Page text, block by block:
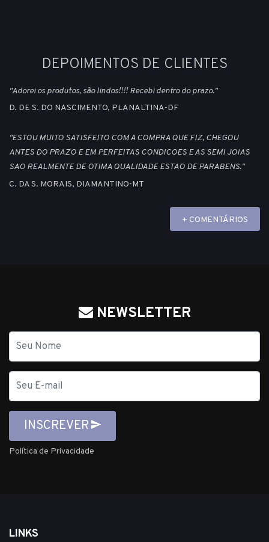
DEPOIMENTOS DE CLIENTES
"Adorei os produtos, são lindos!!!! Recebi dentro do prazo."
D. DE S. DO NASCIMENTO, PLANALTINA-DF
"ESTOU MUITO SATISFEITO COM A COMPRA QUE FIZ, CHEGOU
ANTES DO PRAZO E EM PERFEITAS CONDICOES E AS SEMI JOIAS
SAO REALMENTE DE OTIMA QUALIDADE ESTAO DE PARABENS."
C. DA S. MORAIS, DIAMANTINO-MT
+ COMENTÁRIOS
NEWSLETTER
mail
INSCREVER
Política de Privacidade
LINKS